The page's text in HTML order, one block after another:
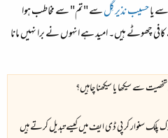
سے یاحسیب نذیر گِلسے "تم" سے مخاطب ہوا
چھوٹے ہیں۔ امید ہے انہوں نے برا نہیں مانا
سنوار کر پی ڈی ایف میں کیسے تبدیل کرتے ہیں​